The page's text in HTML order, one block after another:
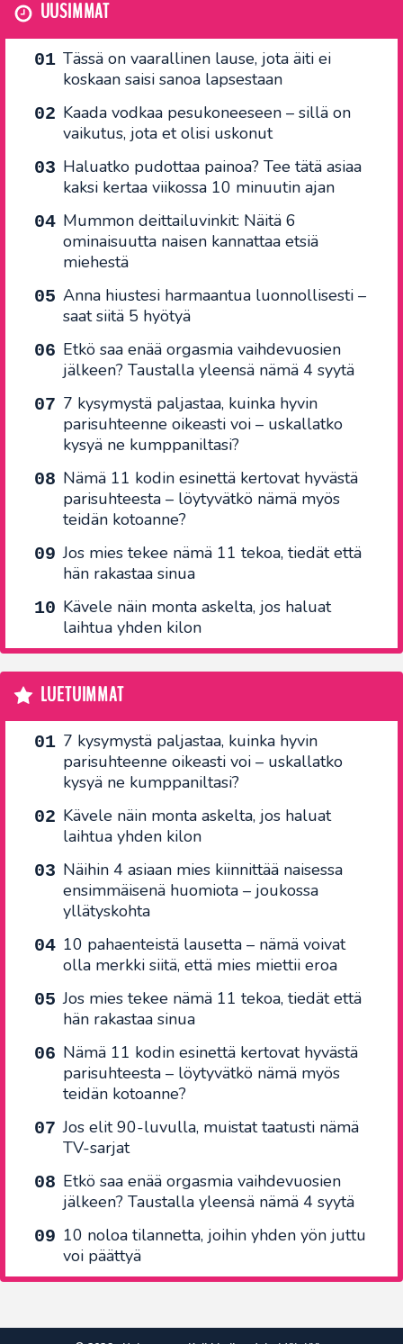
UUSIMMAT
Tässä on vaarallinen lause, jota äiti ei
koskaan saisi sanoa lapsestaan
Kaada vodkaa pesukoneeseen – sillä on
vaikutus, jota et olisi uskonut
Haluatko pudottaa painoa? Tee tätä asiaa
kaksi kertaa viikossa 10 minuutin ajan
Mummon deittailuvinkit: Näitä 6
ominaisuutta naisen kannattaa etsiä
miehestä
Anna hiustesi harmaantua luonnollisesti –
saat siitä 5 hyötyä
Etkö saa enää orgasmia vaihdevuosien
jälkeen? Taustalla yleensä nämä 4 syytä
7 kysymystä paljastaa, kuinka hyvin
parisuhteenne oikeasti voi – uskallatko
kysyä ne kumppaniltasi?
Nämä 11 kodin esinettä kertovat hyvästä
parisuhteesta – löytyvätkö nämä myös
teidän kotoanne?
Jos mies tekee nämä 11 tekoa, tiedät että
hän rakastaa sinua
Kävele näin monta askelta, jos haluat
laihtua yhden kilon
LUETUIMMAT
7 kysymystä paljastaa, kuinka hyvin
parisuhteenne oikeasti voi – uskallatko
kysyä ne kumppaniltasi?
Kävele näin monta askelta, jos haluat
laihtua yhden kilon
Näihin 4 asiaan mies kiinnittää naisessa
ensimmäisenä huomiota – joukossa
yllätyskohta
10 pahaenteistä lausetta – nämä voivat
olla merkki siitä, että mies miettii eroa
Jos mies tekee nämä 11 tekoa, tiedät että
hän rakastaa sinua
Nämä 11 kodin esinettä kertovat hyvästä
parisuhteesta – löytyvätkö nämä myös
teidän kotoanne?
Jos elit 90-luvulla, muistat taatusti nämä
TV-sarjat
Etkö saa enää orgasmia vaihdevuosien
jälkeen? Taustalla yleensä nämä 4 syytä
10 noloa tilannetta, joihin yhden yön juttu
voi päättyä